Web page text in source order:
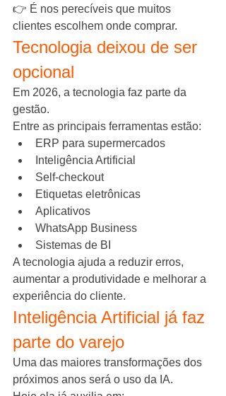
👉 É nos perecíveis que muitos
clientes escolhem onde comprar.
Tecnologia deixou de ser
opcional
Em 2026, a tecnologia faz parte da
gestão.
Entre as principais ferramentas estão:
ERP para supermercados
Inteligência Artificial
Self-checkout
Etiquetas eletrônicas
Aplicativos
WhatsApp Business
Sistemas de BI
A tecnologia ajuda a reduzir erros,
aumentar a produtividade e melhorar a
experiência do cliente.
Inteligência Artificial já faz
parte do varejo
Uma das maiores transformações dos
próximos anos será o uso da IA.